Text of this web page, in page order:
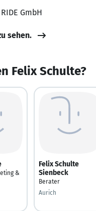
GmbH
sehen.
Felix Schulte?
&
Felix Schulte
Sienbeck
Berater
Aurich